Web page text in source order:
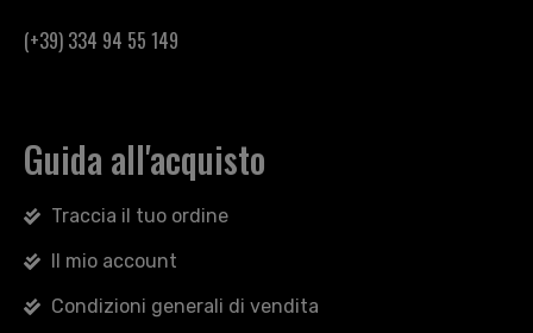
(+39) 334 94 55 149
Guida all'acquisto
Traccia il tuo ordine
Il mio account
Condizioni generali di vendita